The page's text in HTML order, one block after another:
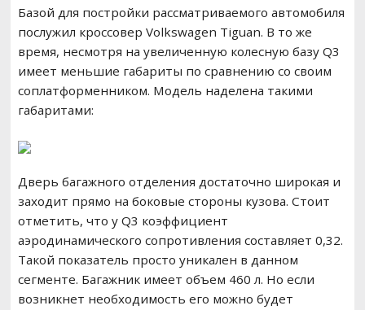
Базой для постройки рассматриваемого автомобиля
послужил кроссовер Volkswagen Tiguan. В то же
время, несмотря на увеличенную колесную базу Q3
имеет меньшие габариты по сравнению со своим
соплатформенником. Модель наделена такими
габаритами:
Дверь багажного отделения достаточно широкая и
заходит прямо на боковые стороны кузова. Стоит
отметить, что у Q3 коэффициент
аэродинамического сопротивления составляет 0,32.
Такой показатель просто уникален в данном
сегменте. Багажник имеет объем 460 л. Но если
возникнет необходимость его можно будет